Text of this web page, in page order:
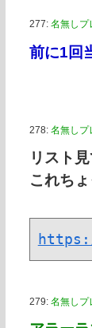
277: 名無しプ
前に1回
278: 名無しプ
リスト
これち
279: 名無しプ